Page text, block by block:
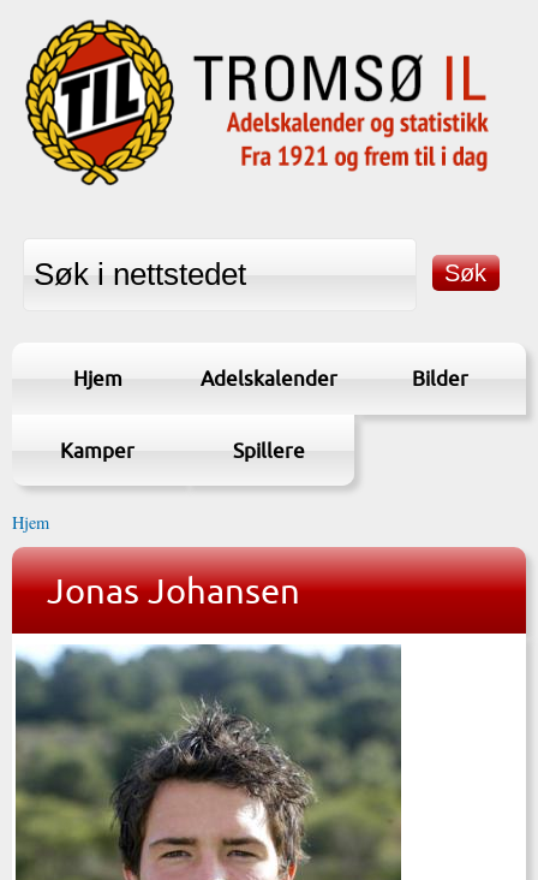
Hjem Adelskalender Bilder
Kamper Spillere
Hjem
Jonas Johansen